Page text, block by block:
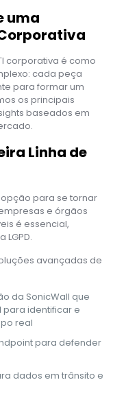
uma
corporativa é como
cada peça
para formar um
os principais
baseados em
Linha de
para se tornar
e órgãos
é essencial,
avançadas de
da SonicWall que
para identificar e
real
para defender
dados em trânsito e